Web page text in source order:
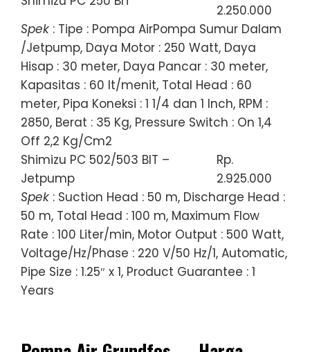
2.250.000
Spek : Tipe : Pompa AirPompa Sumur Dalam
/Jetpump, Daya Motor : 250 Watt, Daya
Hisap : 30 meter, Daya Pancar : 30 meter,
Kapasitas : 60 lt/menit, Total Head : 60
meter, Pipa Koneksi : 1 1/4 dan 1 Inch, RPM :
2850, Berat : 35 Kg, Pressure Switch : On 1,4
Off 2,2 Kg/Cm2
Shimizu PC 502/503 BIT –
Jetpump
Rp.
2.925.000
Spek : Suction Head : 50 m, Discharge Head :
50 m, Total Head : 100 m, Maximum Flow
Rate : 100 Liter/min, Motor Output : 500 Watt,
Voltage/Hz/Phase : 220 V/50 Hz/1, Automatic,
Pipe Size : 1.25″ x 1, Product Guarantee : 1
Years